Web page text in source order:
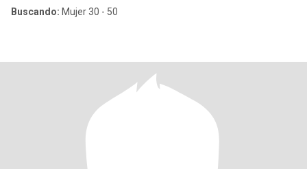
Buscando: Mujer 30 - 50